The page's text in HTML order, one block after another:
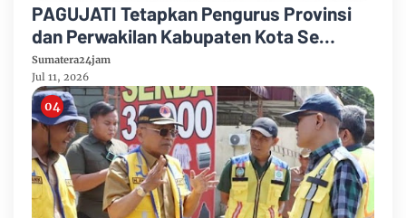
PAGUJATI Tetapkan Pengurus Provinsi
dan Perwakilan Kabupaten Kota Se
Provinsi Jambi Periode 2026–2029
Sumatera24jam
Jul 11, 2026